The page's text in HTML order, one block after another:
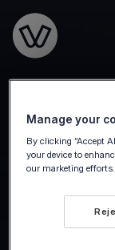
Manage your
By clicking “Accept
your device to
our marketing efforts.